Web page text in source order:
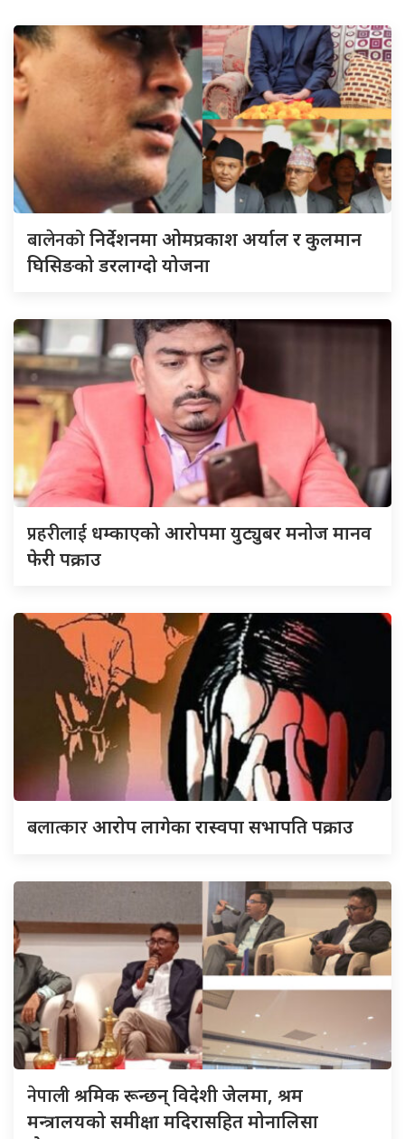
बालेनकोनिर्देशनमा ओमप्रकाश अर्याल र कुलमान
घिसिङको डरलाग्दो योजना
प्रहरीलाई धम्काएको आरोपमा युट्युबर मनोज मानव
फेरी पक्राउ
बलात्कारआरोप लागेका रास्वपा सभापति पक्राउ
नेपालीश्रमिक रून्छन् विदेशी जेलमा, श्रम
मन्त्रालयको समीक्षा मदिरासहित मोनालिसा